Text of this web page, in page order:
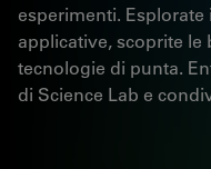
esperimenti.
applicative, scoprite le
tecnologie di punta.
di Science Lab e